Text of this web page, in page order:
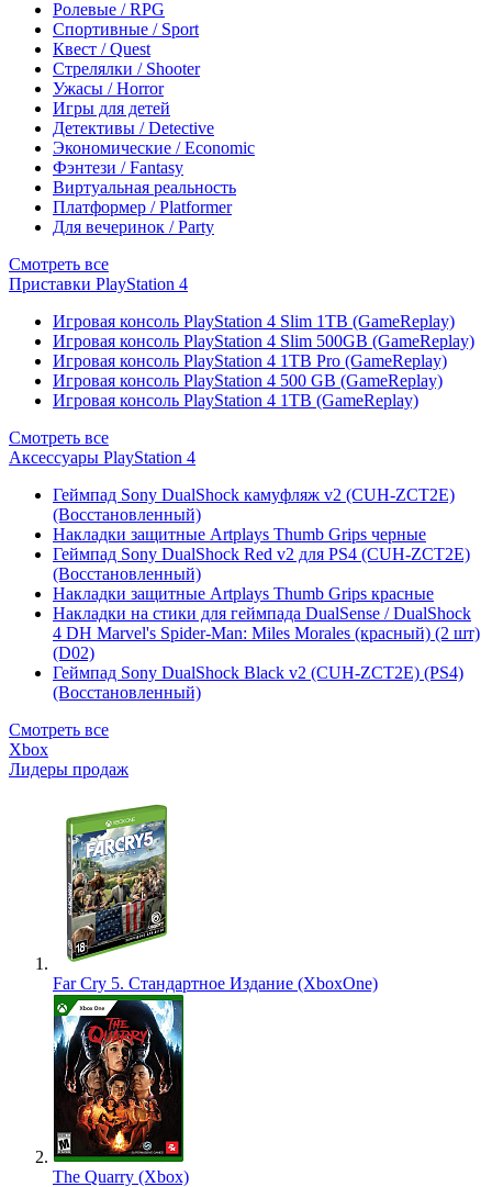
Ролевые / RPG
Спортивные / Sport
Квест / Quest
Стрелялки / Shooter
Ужасы / Horror
Игры для детей
Детективы / Detective
Экономические / Economic
Фэнтези / Fantasy
Виртуальная реальность
Платформер / Platformer
Для вечеринок / Party
Смотреть все
Приставки PlayStation 4
Игровая консоль PlayStation 4 Slim 1TB (GameReplay)
Игровая консоль PlayStation 4 Slim 500GB (GameReplay)
Игровая консоль PlayStation 4 1TB Pro (GameReplay)
Игровая консоль PlayStation 4 500 GB (GameReplay)
Игровая консоль PlayStation 4 1TB (GameReplay)
Смотреть все
Аксессуары PlayStation 4
Геймпад Sony DualShock камуфляж v2 (CUH-ZCT2E)
(Восстановленный)
Накладки защитные Artplays Thumb Grips черные
Геймпад Sony DualShock Red v2 для PS4 (CUH-ZCT2E)
(Восстановленный)
Накладки защитные Artplays Thumb Grips красные
Накладки на стики для геймпада DualSense / DualShock
4 DH Marvel's Spider-Man: Miles Morales (красный) (2 шт)
(D02)
Геймпад Sony DualShock Black v2 (CUH-ZCT2E) (PS4)
(Восстановленный)
Смотреть все
Xbox
Лидеры продаж
Far Cry 5. Стандартное Издание (XboxOne)
The Quarry (Xbox)